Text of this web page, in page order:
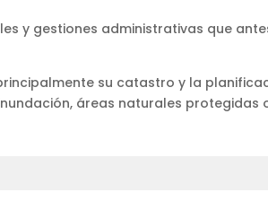
y gestiones administrativas que
su catastro y la
áreas naturales protegidas